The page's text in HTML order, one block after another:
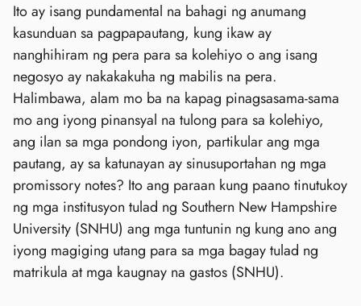
Ito ay isang pundamental na bahagi ng anumang
kasunduan sa pagpapautang, kung ikaw ay
nanghihiram ng pera para sa kolehiyo o ang isang
negosyo ay nakakakuha ng mabilis na pera.
Halimbawa, alam mo ba na kapag pinagsasama-sama
mo ang iyong pinansyal na tulong para sa kolehiyo,
ang ilan sa mga pondong iyon, partikular ang mga
pautang, ay sa katunayan ay sinusuportahan ng mga
promissory notes? Ito ang paraan kung paano tinutukoy
ng mga institusyon tulad ng Southern New Hampshire
University (SNHU) ang mga tuntunin ng kung ano ang
iyong magiging utang para sa mga bagay tulad ng
matrikula at mga kaugnay na gastos (SNHU).